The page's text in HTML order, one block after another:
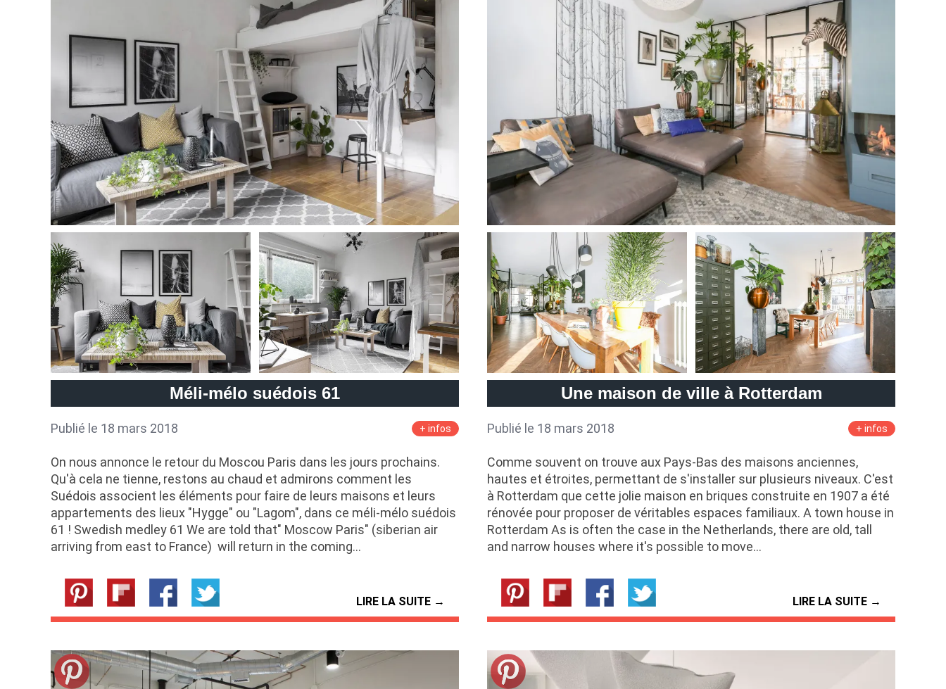
Méli-mélo suédois 61
Publié le 18 mars 2018 + infos
On nous annonce le retour du Moscou Paris dans les jours prochains.
Qu'à cela ne tienne, restons au chaud et admirons comment les
Suédois associent les éléments pour faire de leurs maisons et leurs
appartements des lieux "Hygge" ou "Lagom", dans ce méli-mélo suédois
61 ! Swedish medley 61 We are told that" Moscow Paris" (siberian air
arriving from east to France) will return in the coming…
LIRE LA SUITE →
Une maison de ville à Rotterdam
Publié le 18 mars 2018 + infos
Comme souvent on trouve aux Pays-Bas des maisons anciennes,
hautes et étroites, permettant de s'installer sur plusieurs niveaux. C'est
à Rotterdam que cette jolie maison en briques construite en 1907 a été
rénovée pour proposer de véritables espaces familiaux. A town house in
Rotterdam As is often the case in the Netherlands, there are old, tall
and narrow houses where it's possible to move…
LIRE LA SUITE →